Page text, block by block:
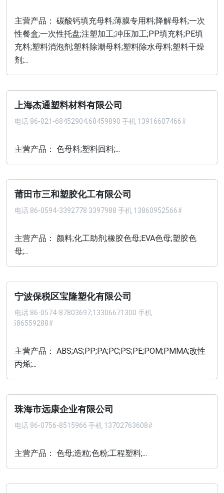
主营产品： 碳酸钙填充母料;薄膜专用料;降解母料;一次
性餐盒;一次性托盘;注塑加工;冲压加工;PP填充料;PE填
充料;塑料消泡剂;塑料除潮母料;塑料除水母料;塑料干燥
剂;...
上海杰通塑料材料有限公司
电话 86-021-68452904;68459890 手机 13916607466#
主营产品： 色母料;塑料回料;...
莆田市三和塑胶化工有限公司
电话 86-0594-3392778 3397988 手机 13860952566#
主营产品： 颜料;化工助剂;橡胶色母;EVA色母;塑胶色
母;...
宁波保税区宝隆塑化有限公司
电话 86-0574-87803697;13306671300 手机
13586559288#
主营产品： ABS;AS;PP;PA;PC;PS;PE;POM;PMMA;改性
丙烯;...
珠海市远康企业有限公司
电话 86-0756-8515966 手机 13702763608#
主营产品： 色母;造粒;色粉;工程塑料;...